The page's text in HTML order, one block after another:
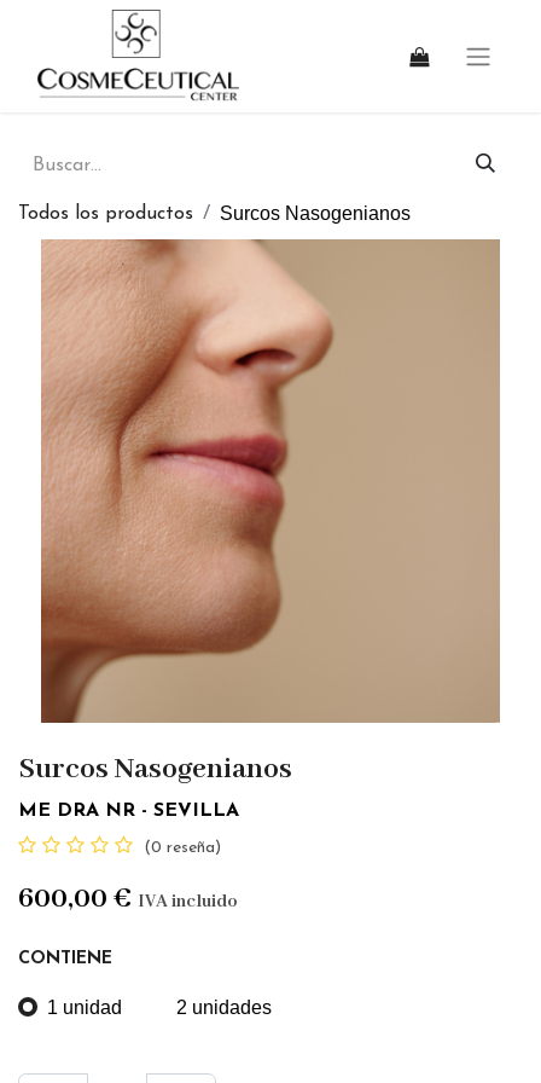
Todos los productos Surcos Nasogenianos
Surcos Nasogenianos
ME DRA NR - SEVILLA
(0 reseña)
600,00 € IVA incluido
CONTIENE
1 unidad 2 unidades